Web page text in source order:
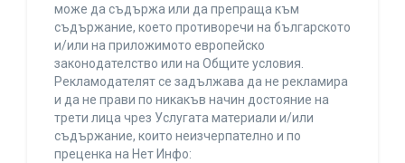
може да съдържа или да препраща към
съдържание, което противоречи на българското
и/или на приложимото европейско
законодателство или на Общите условия.
Рекламодателят се задължава да не рекламира
и да не прави по никакъв начин достояние на
трети лица чрез Услугата материали и/или
съдържание, които неизчерпателно и по
преценка на Нет Инфо: